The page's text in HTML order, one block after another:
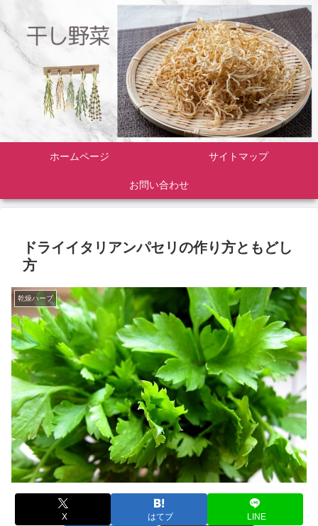
ホームページ サイトマップ
お問い合わせ
ドライイタリアンパセリの作り方ともどし
方
乾燥ハーブ
X はてブ LINE